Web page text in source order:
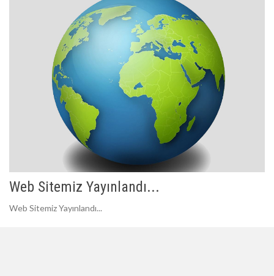
Web Sitemiz Yayınlandı...
Web Sitemiz Yayınlandı...